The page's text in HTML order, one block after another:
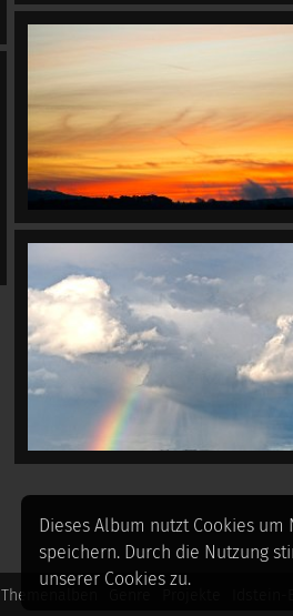
Themenalben
Dieses Album nutzt Cookies
speichern. Durch die Nutzung
unserer Cookies zu.